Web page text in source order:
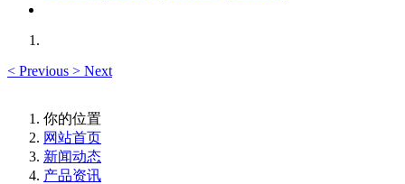
< Previous > Next
你的位置
网站首页
新闻动态
产品资讯